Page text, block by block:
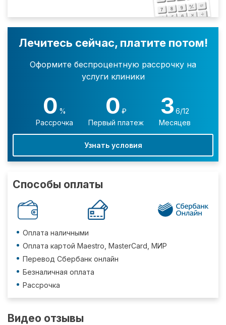
Лечитесь сейчас, платите потом!
Оформите беспроцентную рассрочку на
услуги клиники
0 %
Рассрочка
0 ₽
Первый платеж
3 6/12
Месяцев
Узнать условия
Способы оплаты
Оплата наличными
Оплата картой Maestro, MasterCard, МИР
Перевод Сбербанк онлайн
Безналичная оплата
Рассрочка
Видео отзывы